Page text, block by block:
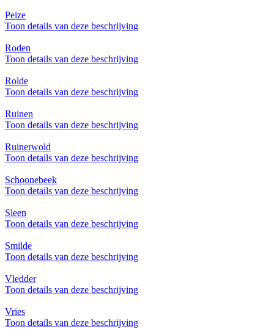
Peize
Toon details van deze beschrijving
Roden
Toon details van deze beschrijving
Rolde
Toon details van deze beschrijving
Ruinen
Toon details van deze beschrijving
Ruinerwold
Toon details van deze beschrijving
Schoonebeek
Toon details van deze beschrijving
Sleen
Toon details van deze beschrijving
Smilde
Toon details van deze beschrijving
Vledder
Toon details van deze beschrijving
Vries
Toon details van deze beschrijving